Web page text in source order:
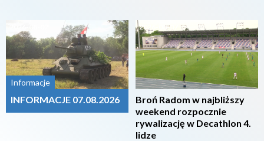
Informacje
INFORMACJE 07.08.2026
2026-08-07
Broń Radom w najbliższy
weekend rozpocznie
rywalizację w Decathlon 4.
lidze